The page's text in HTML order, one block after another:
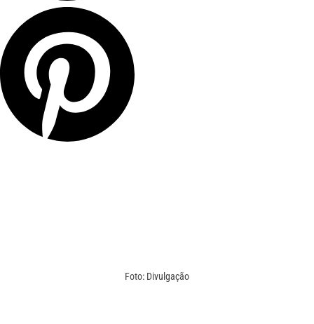
Foto: Divulgação